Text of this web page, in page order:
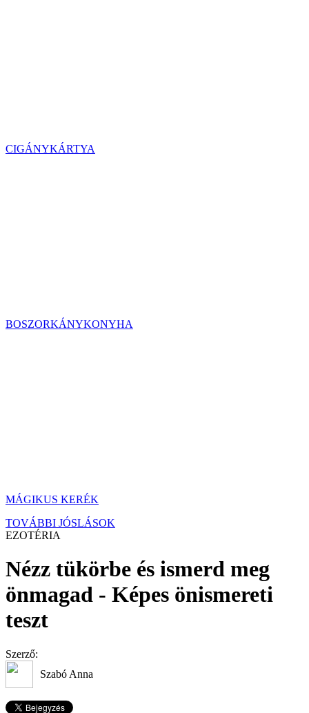
CIGÁNYKÁRTYA
BOSZORKÁNYKONYHA
MÁGIKUS KERÉK
TOVÁBBI JÓSLÁSOK
EZOTÉRIA
Nézz tükörbe és ismerd meg
önmagad - Képes önismereti
teszt
Szerző:
Szabó Anna